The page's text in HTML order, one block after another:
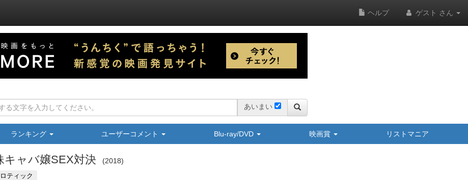
ヘルプ ゲスト さん
あいまい
ランキング ユーザーコメント Blu-ray/DVD 映画賞 リストマニア
ャバ嬢SEX対決 2018
ティック